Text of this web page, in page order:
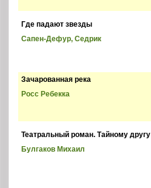
Где падают звезды
Сапен-Дефур, Седрик
Зачарованная река
Росс Ребекка
Театральный роман. Тайному другу
Булгаков Михаил